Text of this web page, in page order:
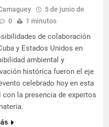
5 de junio de
0 1 minutos
de colaboración
y Estados Unidos en
ambiental y
histórica fueron el eje
celebrado hoy en esta
con la presencia de expertos